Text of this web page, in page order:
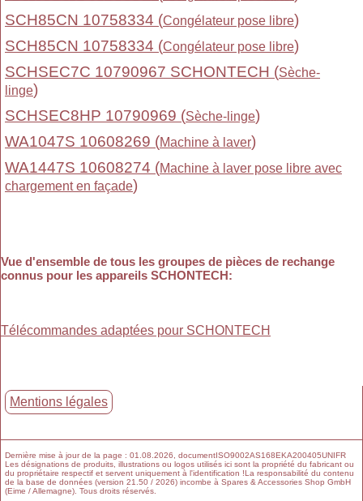
SCH85CN 10758334 (Congélateur pose libre)
SCH85CN 10758334 (Congélateur pose libre)
SCHSEC7C 10790967 SCHONTECH (Sèche-
linge)
SCHSEC8HP 10790969 (Sèche-linge)
WA1047S 10608269 (Machine à laver)
WA1447S 10608274 (Machine à laver pose libre avec
chargement en façade)
Vue d'ensemble de tous les groupes de pièces de rechange
connus pour les appareils SCHONTECH:
Télécommandes adaptées pour SCHONTECH
Mentions légales